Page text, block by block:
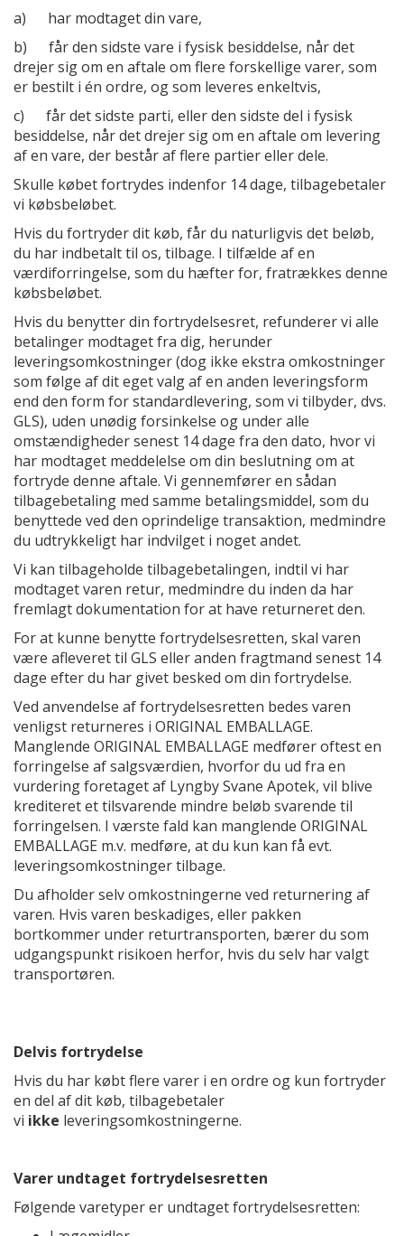
a) har modtaget din vare,
b) får den sidste vare i fysisk besiddelse, når det
drejer sig om en aftale om flere forskellige varer, som
er bestilt i én ordre, og som leveres enkeltvis,
c) får det sidste parti, eller den sidste del i fysisk
besiddelse, når det drejer sig om en aftale om levering
af en vare, der består af flere partier eller dele.
Skulle købet fortrydes indenfor 14 dage, tilbagebetaler
vi købsbeløbet.
Hvis du fortryder dit køb, får du naturligvis det beløb,
du har indbetalt til os, tilbage. I tilfælde af en
værdiforringelse, som du hæfter for, fratrækkes denne
købsbeløbet.
Hvis du benytter din fortrydelsesret, refunderer vi alle
betalinger modtaget fra dig, herunder
leveringsomkostninger (dog ikke ekstra omkostninger
som følge af dit eget valg af en anden leveringsform
end den form for standardlevering, som vi tilbyder, dvs.
GLS), uden unødig forsinkelse og under alle
omstændigheder senest 14 dage fra den dato, hvor vi
har modtaget meddelelse om din beslutning om at
fortryde denne aftale. Vi gennemfører en sådan
tilbagebetaling med samme betalingsmiddel, som du
benyttede ved den oprindelige transaktion, medmindre
du udtrykkeligt har indvilget i noget andet.
Vi kan tilbageholde tilbagebetalingen, indtil vi har
modtaget varen retur, medmindre du inden da har
fremlagt dokumentation for at have returneret den.
For at kunne benytte fortrydelsesretten, skal varen
være afleveret til GLS eller anden fragtmand senest 14
dage efter du har givet besked om din fortrydelse.
Ved anvendelse af fortrydelsesretten bedes varen
venligst returneres i ORIGINAL EMBALLAGE.
Manglende ORIGINAL EMBALLAGE medfører oftest en
forringelse af salgsværdien, hvorfor du ud fra en
vurdering foretaget af Lyngby Svane Apotek, vil blive
krediteret et tilsvarende mindre beløb svarende til
forringelsen. I værste fald kan manglende ORIGINAL
EMBALLAGE m.v. medføre, at du kun kan få evt.
leveringsomkostninger tilbage.
Du afholder selv omkostningerne ved returnering af
varen. Hvis varen beskadiges, eller pakken
bortkommer under returtransporten, bærer du som
udgangspunkt risikoen herfor, hvis du selv har valgt
transportøren.
Delvis fortrydelse
Hvis du har købt flere varer i en ordre og kun fortryder
en del af dit køb, tilbagebetaler
vi ikke leveringsomkostningerne.
Varer undtaget fortrydelsesretten
Følgende varetyper er undtaget fortrydelsesretten: